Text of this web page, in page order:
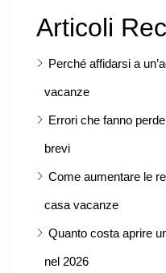
Articoli
Perché affidarsi a
vacanze
Errori che fanno
brevi
Come aumentare le
casa vacanze
Quanto costa aprire
nel 2026